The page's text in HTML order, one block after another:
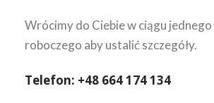
Wrócimy do Ciebie w ciągu jednego
roboczego aby ustalić szczegóły.
Telefon: +48 664 174 134